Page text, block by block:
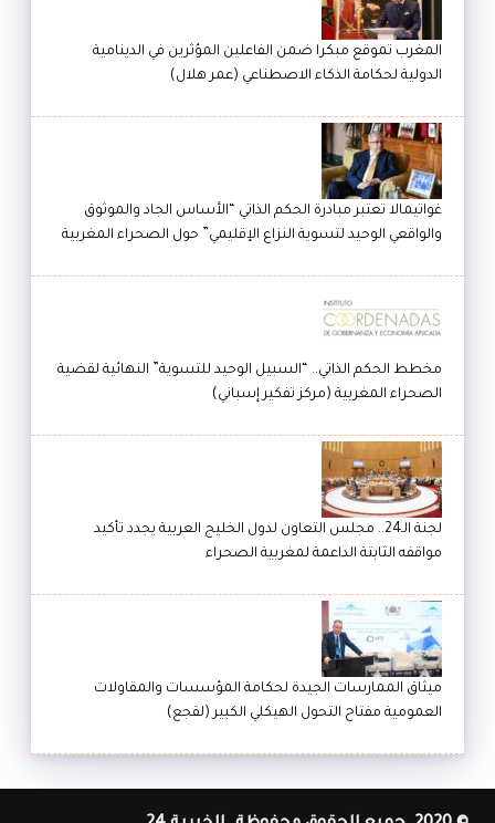
المغرب تموقع مبكرا ضمن الفاعلين المؤثرين في الدينامية
الدولية لحكامة الذكاء الاصطناعي (عمر هلال)
غواتيمالا تعتبر مبادرة الحكم الذاتي “الأساس الجاد والموثوق
والواقعي الوحيد لتسوية النزاع الإقليمي” حول الصحراء المغربية
مخطط الحكم الذاتي.. “السبيل الوحيد للتسوية” النهائية لقضية
الصحراء المغربية (مركز تفكير إسباني)
لجنة الـ24.. مجلس التعاون لدول الخليج العربية يجدد تأكيد
مواقفه الثابتة الداعمة لمغربية الصحراء
ميثاق الممارسات الجيدة لحكامة المؤسسات والمقاولات
العمومية مفتاح التحول الهيكلي الكبير (لقجع)